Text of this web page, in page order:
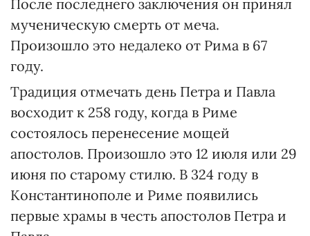
После последнего заключения он принял
мученическую смерть от меча.
Произошло это недалеко от Рима в 67
году.
Традиция отмечать день Петра и Павла
восходит к 258 году, когда в Риме
состоялось перенесение мощей
апостолов. Произошло это 12 июля или 29
июня по старому стилю. В 324 году в
Константинополе и Риме появились
первые храмы в честь апостолов Петра и